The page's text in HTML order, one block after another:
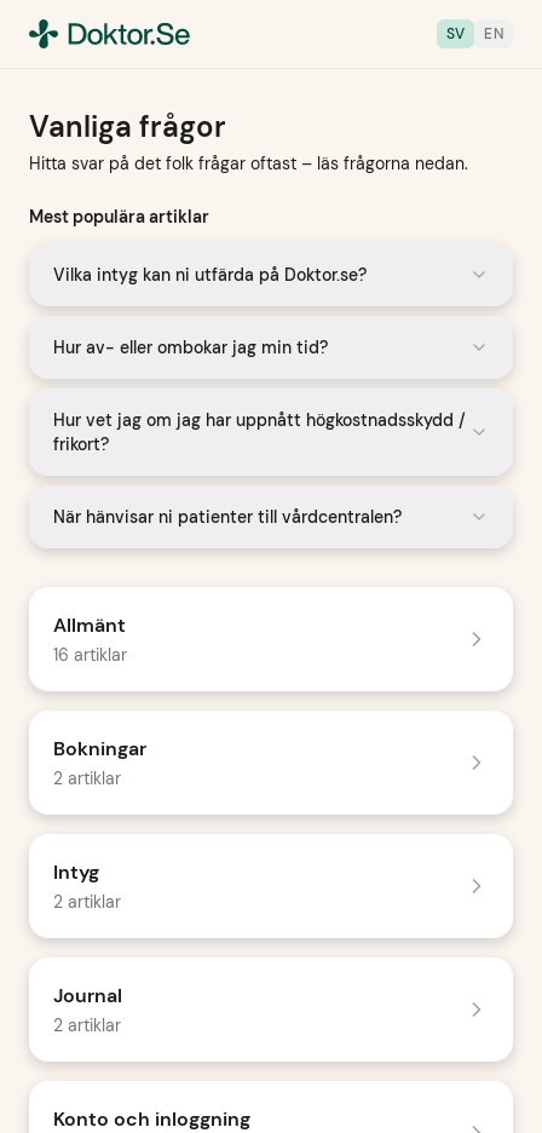
SV EN
Vanliga frågor
Hitta svar på det folk frågar oftast – läs frågorna nedan.
Mest populära artiklar
Vilka intyg kan ni utfärda på Doktor.se?
Hur av- eller ombokar jag min tid?
Hur vet jag om jag har uppnått högkostnadsskydd /
frikort?
När hänvisar ni patienter till vårdcentralen?
Allmänt
16 artiklar
Bokningar
2 artiklar
Intyg
2 artiklar
Journal
2 artiklar
Konto och inloggning